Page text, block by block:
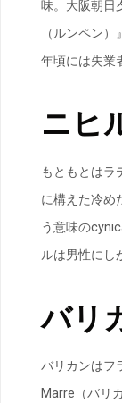
味。大阪朝日
（ルンペン
年頃には失業
ニヒ
もともとはラ
に構えた冷め
う意味の
ルは男性にし
バリ
バリカンはフ
Marre（バリ